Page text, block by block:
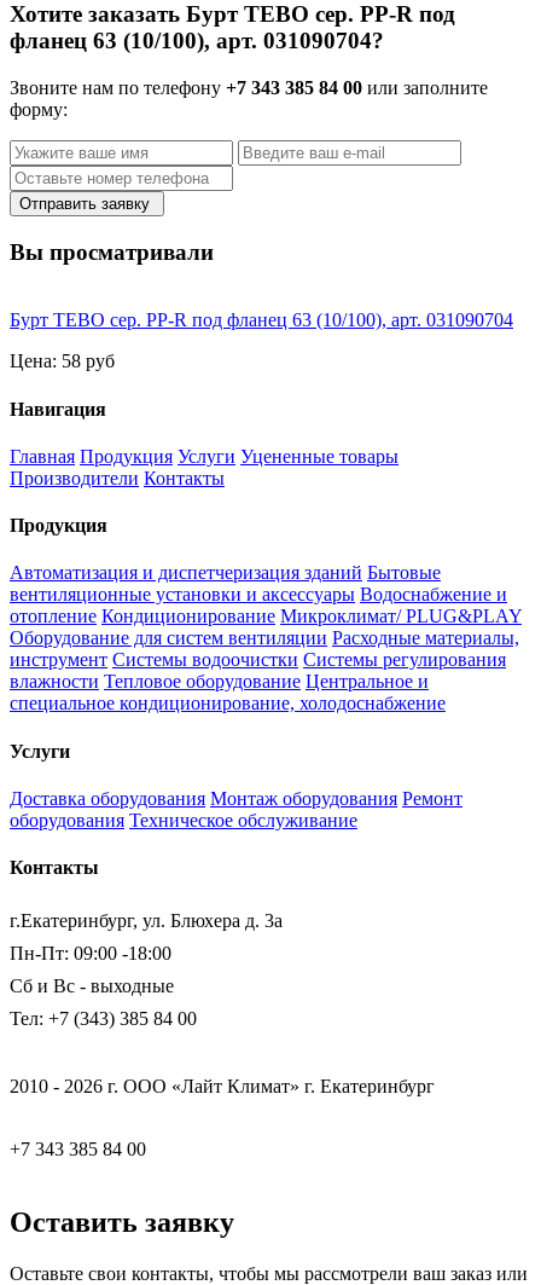
Хотите заказать Бурт TEBO сер. PP-R под
фланец 63 (10/100), арт. 031090704?
Звоните нам по телефону +7 343 385 84 00 или заполните
форму:
Отправить заявку
Вы просматривали
Бурт TEBO сер. PP-R под фланец 63 (10/100), арт. 031090704
Цена: 58 руб
Навигация
Главная Продукция Услуги Уцененные товары
Производители Контакты
Продукция
Автоматизация и диспетчеризация зданий Бытовые
вентиляционные установки и аксессуары Водоснабжение и
отопление Кондиционирование Микроклимат/ PLUG&PLAY
Оборудование для систем вентиляции Расходные материалы,
инструмент Системы водоочистки Системы регулирования
влажности Тепловое оборудование Центральное и
специальное кондиционирование, холодоснабжение
Услуги
Доставка оборудования Монтаж оборудования Ремонт
оборудования Техническое обслуживание
Контакты
г.Екатеринбург, ул. Блюхера д. 3а
Пн-Пт: 09:00 -18:00
Сб и Вс - выходные
Тел: +7 (343) 385 84 00
2010 - 2026 г. ООО «Лайт Климат» г. Екатеринбург
+7 343 385 84 00
Оставить заявку
Оставьте свои контакты, чтобы мы рассмотрели ваш заказ или